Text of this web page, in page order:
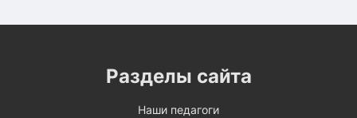
Разделы сайта
Наши педагоги